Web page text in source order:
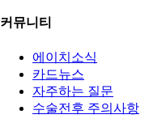
커뮤니티
에이치소식
카드뉴스
자주하는 질문
수술전후 주의사항